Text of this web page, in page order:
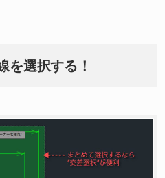
を選択する！